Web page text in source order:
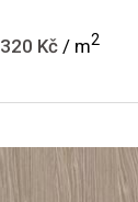
320 Kč/ m2